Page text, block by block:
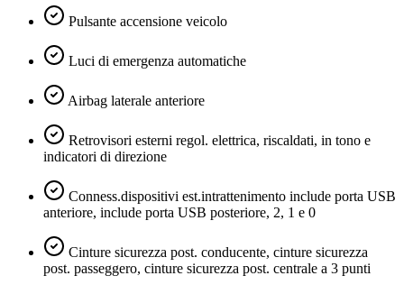
Pulsante accensione veicolo
Luci di emergenza automatiche
Airbag laterale anteriore
Retrovisori esterni regol. elettrica, riscaldati, in tono e
indicatori di direzione
Conness.dispositivi est.intrattenimento include porta USB
anteriore, include porta USB posteriore, 2, 1 e 0
Cinture sicurezza post. conducente, cinture sicurezza
post. passeggero, cinture sicurezza post. centrale a 3 punti